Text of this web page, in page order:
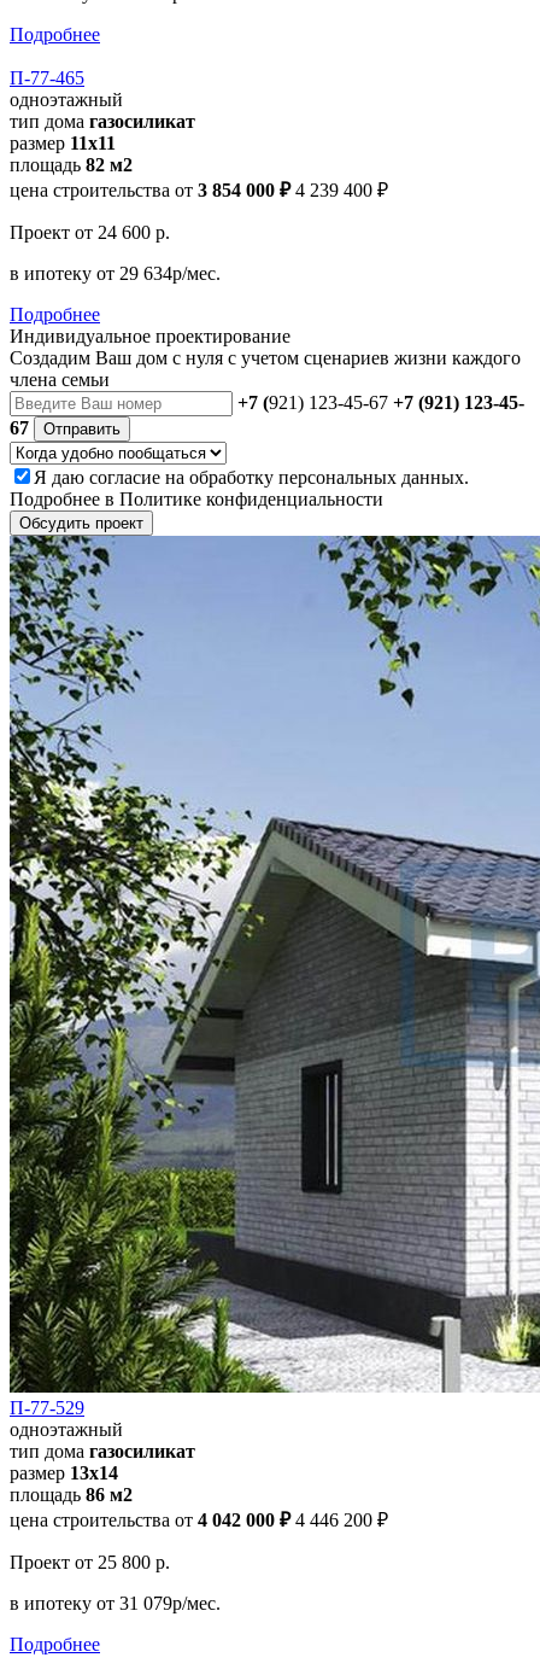
Подробнее
П-77-465
одноэтажный
тип дома газосиликат
размер 11х11
площадь 82 м2
цена строительства от 3 854 000 ₽ 4 239 400 ₽
Проект от 24 600 р.
в ипотеку от 29 634р/мес.
Подробнее
Индивидуальное проектирование
Создадим Ваш дом с нуля с учетом сценариев жизни каждого
члена семьи
+7 (921) 123-45-67 +7 (921) 123-45-
67
Отправить
Я даю согласие на обработку персональных данных.
Подробнее в Политике конфиденциальности
Обсудить проект
П-77-529
одноэтажный
тип дома газосиликат
размер 13х14
площадь 86 м2
цена строительства от 4 042 000 ₽ 4 446 200 ₽
Проект от 25 800 р.
в ипотеку от 31 079р/мес.
Подробнее